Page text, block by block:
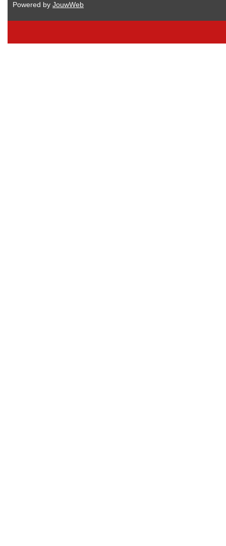
Powered by JouwWeb